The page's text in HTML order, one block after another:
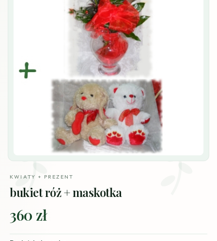
KWIATY + PREZENT
bukiet róż + maskotka
360 zł